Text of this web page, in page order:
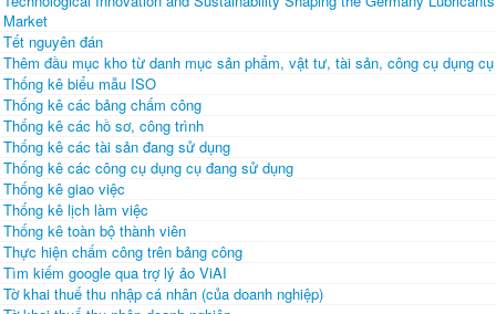
Market
Tết nguyên đán
Thêm đầu mục kho từ danh mục sản phẩm, vật tư, tài sản, công cụ dụng cụ
Thống kê biểu mẫu ISO
Thống kê các bảng chấm công
Thống kê các hồ sơ, công trình
Thống kê các tài sản đang sử dụng
Thống kê các công cụ dụng cụ đang sử dụng
Thống kê giao việc
Thống kê lịch làm việc
Thống kê toàn bộ thành viên
Thực hiện chấm công trên bảng công
Tìm kiếm google qua trợ lý ảo ViAI
Tờ khai thuế thu nhập cá nhân (của doanh nghiệp)